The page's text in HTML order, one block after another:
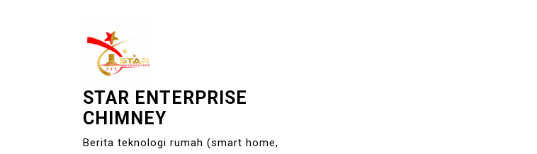
STAR ENTERPRISE
CHIMNEY
Berita teknologi rumah (smart home,